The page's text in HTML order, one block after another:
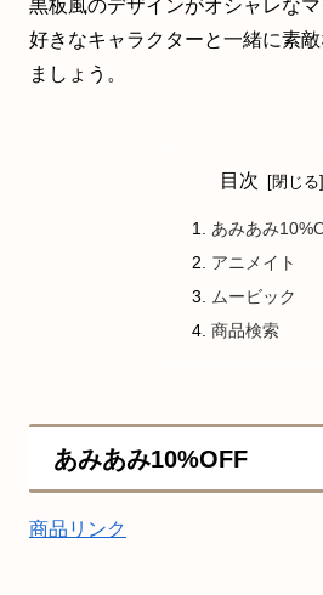
黒板風のデザインがオシャレなマ
好きなキャラクターと一緒に素
ましょう。
目次
あみあみ
アニメイト
ムービック
商品検索
あみあみ10%OFF
商品リンク